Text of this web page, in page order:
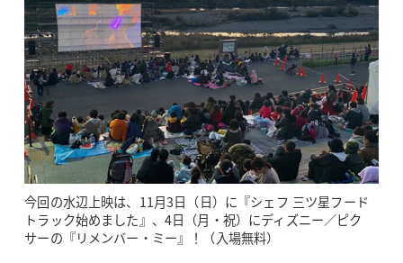
今回の水辺上映は、11月3日（日）に『シェフ 三ツ星フード
トラック始めました』、4日（月・祝）にディズニー／ピク
サーの『リメンバー・ミー』！（入場無料）